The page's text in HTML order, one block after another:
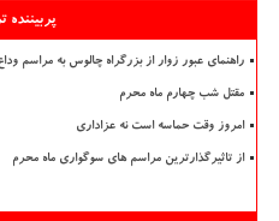
پربیننده
راهنمای عبور زوار از بزرگراه چالوس به مراسم
مقتل شب چهارم ماه محرم
امروز وقت حماسه است نه عزاداری
از تاثیرگذارترین مراسم های سوگواری ماه محرم